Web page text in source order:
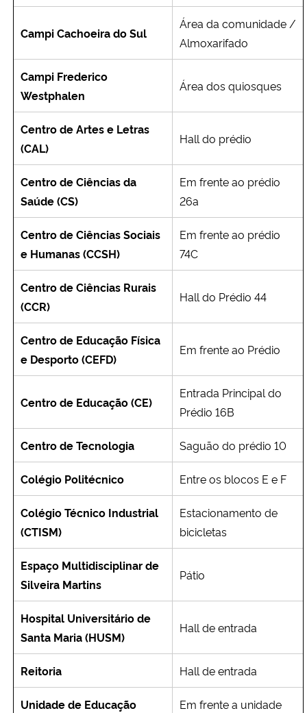
Campi Cachoeira do Sul
Área da comunidade /
Almoxarifado
Campi Frederico
Westphalen
Área dos quiosques
Centro de Artes e Letras
(CAL)
Hall do prédio
Centro de Ciências da
Saúde (CS)
Em frente ao prédio
26a
Centro de Ciências Sociais
e Humanas (CCSH)
Em frente ao prédio
74C
Centro de Ciências Rurais
(CCR)
Hall do Prédio 44
Centro de Educação Física
e Desporto (CEFD)
Em frente ao Prédio
Centro de Educação (CE)
Entrada Principal do
Prédio 16B
Centro de Tecnologia Saguão do prédio 10
Colégio Politécnico Entre os blocos E e F
Colégio Técnico Industrial
(CTISM)
Estacionamento de
bicicletas
Espaço Multidisciplinar de
Silveira Martins
Pátio
Hospital Universitário de
Santa Maria (HUSM)
Hall de entrada
Reitoria Hall de entrada
Unidade de Educação
Em frente a unidade